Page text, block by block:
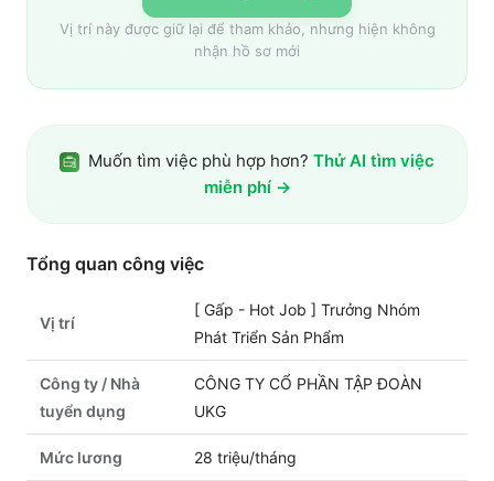
Vị trí này được giữ lại để tham khảo, nhưng hiện không
nhận hồ sơ mới
Muốn tìm việc phù hợp hơn? Thử AI tìm việc
miễn phí →
Tổng quan công việc
Vị trí
[ Gấp - Hot Job ] Trưởng Nhóm
Phát Triển Sản Phẩm
Công ty / Nhà
tuyển dụng
CÔNG TY CỔ PHẦN TẬP ĐOÀN
UKG
Mức lương 28 triệu/tháng